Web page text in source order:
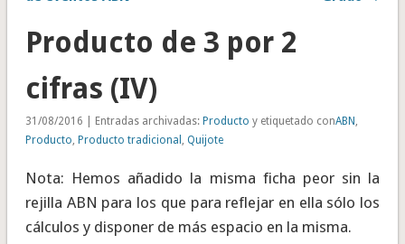
Producto de 3 por 2
cifras (IV)
31/08/2016 | Entradas archivadas: Producto y etiquetado conABN ,
Producto, Producto tradicional , Quijote
Nota: Hemos añadido la misma ficha peor sin la
rejilla ABN para los que para reflejar en ella sólo los
cálculos y disponer de más espacio en la misma.